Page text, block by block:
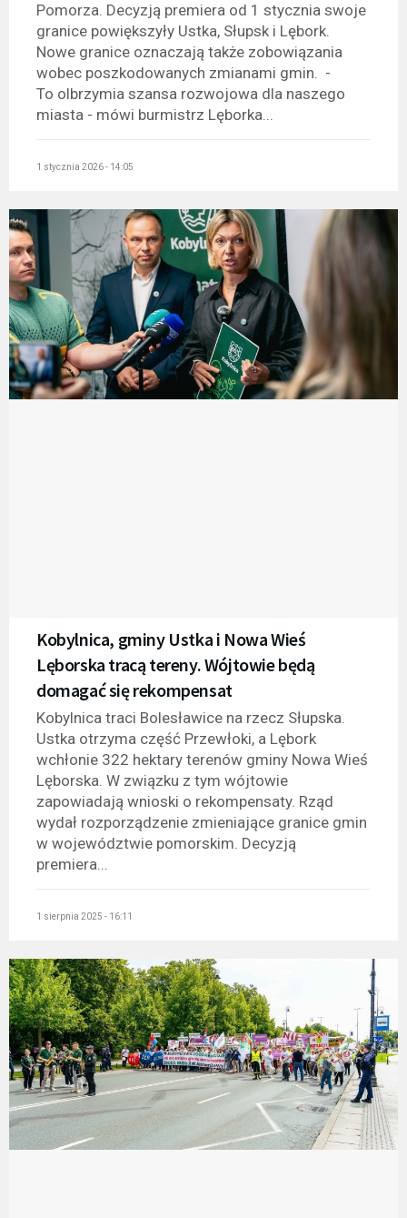
Pomorza. Decyzją premiera od 1 stycznia swoje
granice powiększyły Ustka, Słupsk i Lębork.
Nowe granice oznaczają także zobowiązania
wobec poszkodowanych zmianami gmin. -
To olbrzymia szansa rozwojowa dla naszego
miasta - mówi burmistrz Lęborka...
1 stycznia 2026 - 14:05
Kobylnica, gminy Ustka i Nowa Wieś
Lęborska tracą tereny. Wójtowie będą
domagać się rekompensat
Kobylnica traci Bolesławice na rzecz Słupska.
Ustka otrzyma część Przewłoki, a Lębork
wchłonie 322 hektary terenów gminy Nowa Wieś
Lęborska. W związku z tym wójtowie
zapowiadają wnioski o rekompensaty. Rząd
wydał rozporządzenie zmieniające granice gmin
w województwie pomorskim. Decyzją
premiera...
1 sierpnia 2025 - 16:11